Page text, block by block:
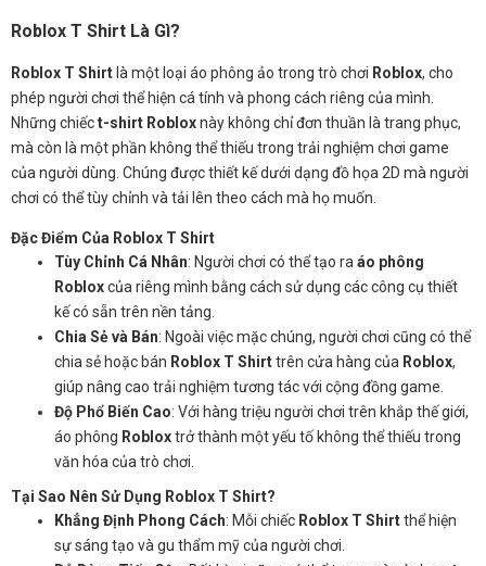
Roblox T Shirt Là Gì?
Roblox T Shirt là một loại áo phông ảo trong trò chơi Roblox, cho
phép người chơi thể hiện cá tính và phong cách riêng của mình.
Những chiếct-shirt Robloxnày không chỉ đơn thuần là trang phục,
mà còn là một phần không thể thiếu trong trải nghiệm chơi game
của người dùng. Chúng được thiết kế dưới dạng đồ họa 2D mà người
chơi có thể tùy chỉnh và tải lên theo cách mà họ muốn.
Đặc Điểm Của Roblox T Shirt
Tùy Chỉnh Cá Nhân: Người chơi có thể tạo ra áo phông
Robloxcủa riêng mình bằng cách sử dụng các công cụ thiết
kế có sẵn trên nền tảng.
Chia Sẻ và Bán: Ngoài việc mặc chúng, người chơi cũng có thể
chia sẻ hoặc bán Roblox T Shirttrên cửa hàng của Roblox,
giúp nâng cao trải nghiệm tương tác với cộng đồng game.
Độ Phổ Biến Cao: Với hàng triệu người chơi trên khắp thế giới,
áo phông Robloxtrở thành một yếu tố không thể thiếu trong
văn hóa của trò chơi.
Tại Sao Nên Sử Dụng Roblox T Shirt?
Khẳng Định Phong Cách: Mỗi chiếc Roblox T Shirtthể hiện
sự sáng tạo và gu thẩm mỹ của người chơi.